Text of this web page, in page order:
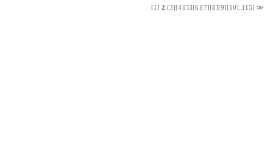
[1] 2 [3] [4] [5] [6] [7] [8] [9] [10] [15] ≫